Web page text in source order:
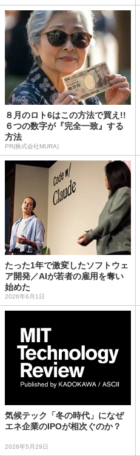
８月のロト6はこの方法で買え!!
６つの数字が『完全一致』する
方法
PR(株式会社MURA)
たった1年で激変したソフトウェ
ア開発／AIが若者の雇用を奪い
始めた
2026年6月1日
気候テック「冬の時代」になぜ
エネ企業のIPOが相次ぐのか？
2026年5月29日